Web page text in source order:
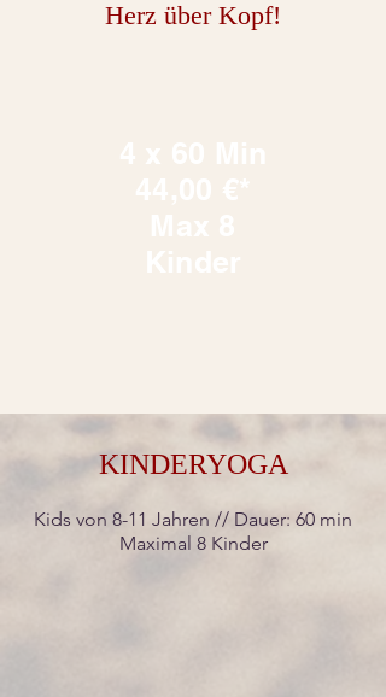
Herz über Kopf!
KINDERYOGA
Kids von 8-11 Jahren // Dauer: 60 min
Maximal 8 Kinder